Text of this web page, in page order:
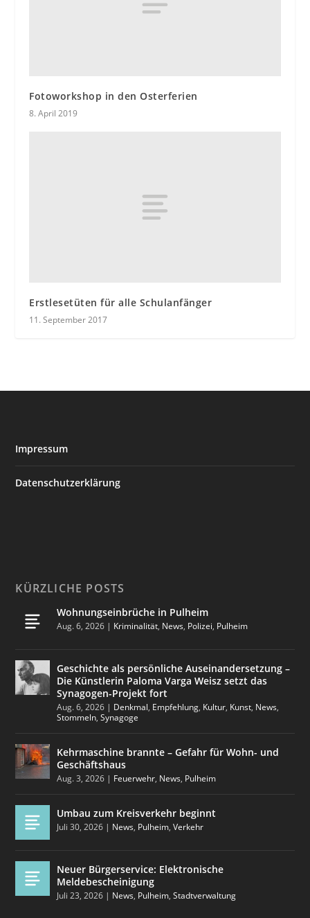
Fotoworkshop in den Osterferien
8. April 2019
Erstlesetüten für alle Schulanfänger
11. September 2017
Impressum
Datenschutzerklärung
KÜRZLICHE POSTS
Wohnungseinbrüche in Pulheim
Aug. 6, 2026 | Kriminalität, News, Polizei, Pulheim
Geschichte als persönliche Auseinandersetzung –
Die Künstlerin Paloma Varga Weisz setzt das
Synagogen-Projekt fort
Aug. 6, 2026 | Denkmal, Empfehlung, Kultur, Kunst, News,
Stommeln,Synagoge
Kehrmaschine brannte – Gefahr für Wohn- und
Geschäftshaus
Aug. 3, 2026 | Feuerwehr, News, Pulheim
Umbau zum Kreisverkehr beginnt
Juli 30, 2026 | News, Pulheim,Verkehr
Neuer Bürgerservice: Elektronische
Meldebescheinigung
Juli 23, 2026 | News, Pulheim,Stadtverwaltung